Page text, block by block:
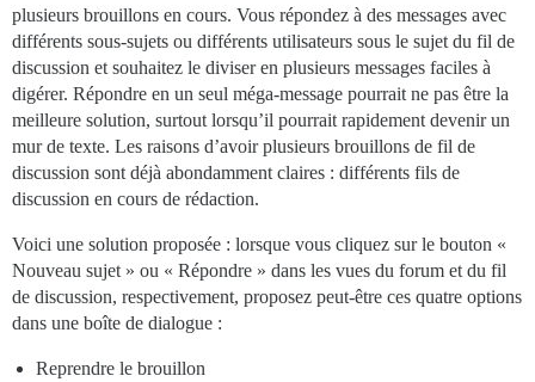
plusieurs brouillons en cours. Vous répondez à des messages avec
différents sous-sujets ou différents utilisateurs sous le sujet du fil de
discussion et souhaitez le diviser en plusieurs messages faciles à
digérer. Répondre en un seul méga-message pourrait ne pas être la
meilleure solution, surtout lorsqu’il pourrait rapidement devenir un
mur de texte. Les raisons d’avoir plusieurs brouillons de fil de
discussion sont déjà abondamment claires : différents fils de
discussion en cours de rédaction.
Voici une solution proposée : lorsque vous cliquez sur le bouton «
Nouveau sujet » ou « Répondre » dans les vues du forum et du fil
de discussion, respectivement, proposez peut-être ces quatre options
dans une boîte de dialogue :
Reprendre le brouillon